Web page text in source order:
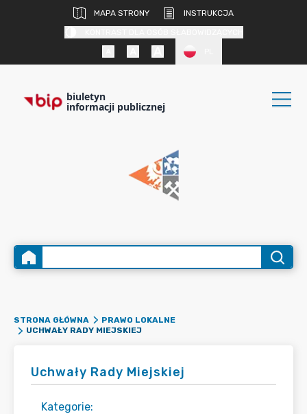
MAPA STRONY
INSTRUKCJA
biuletyn
informacji publicznej
STRONA GŁÓWNA
PRAWO LOKALNE
UCHWAŁY RADY MIEJSKIEJ
Uchwały Rady Miejskiej
Kategorie: